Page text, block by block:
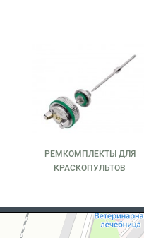
РЕМКОМПЛЕКТЫ ДЛЯ
КРАСКОПУЛЬТОВ